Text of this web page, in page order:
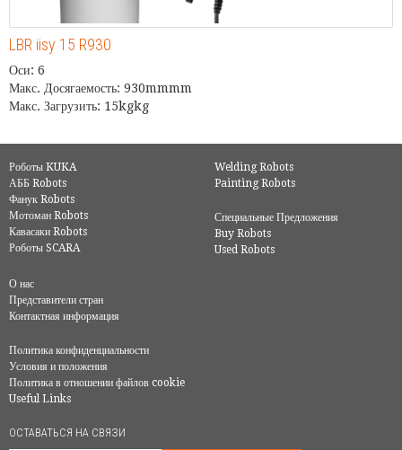
LBR iisy 15 R930
Оси: 6
Макс. Досягаемость: 930mmmm
Макс. Загрузить: 15kgkg
Роботы KUKA
АББ Robots
Фанук Robots
Мотоман Robots
Кавасаки Robots
Роботы SCARA
Welding Robots
Painting Robots
Специальные Предложения
Buy Robots
Used Robots
О нас
Представители стран
Контактная информация
Политика конфиденциальности
Условия и положения
Политика в отношении файлов cookie
Useful Links
ОСТАВАТЬСЯ НА СВЯЗИ